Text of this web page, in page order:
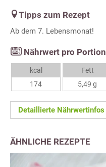
Tipps zum Rezept
Ab dem 7. Lebensmonat!
Nährwert pro Portion
kcal
174
Fett
5,49 g
Detaillierte Nährwertinfos
ÄHNLICHE REZEPTE